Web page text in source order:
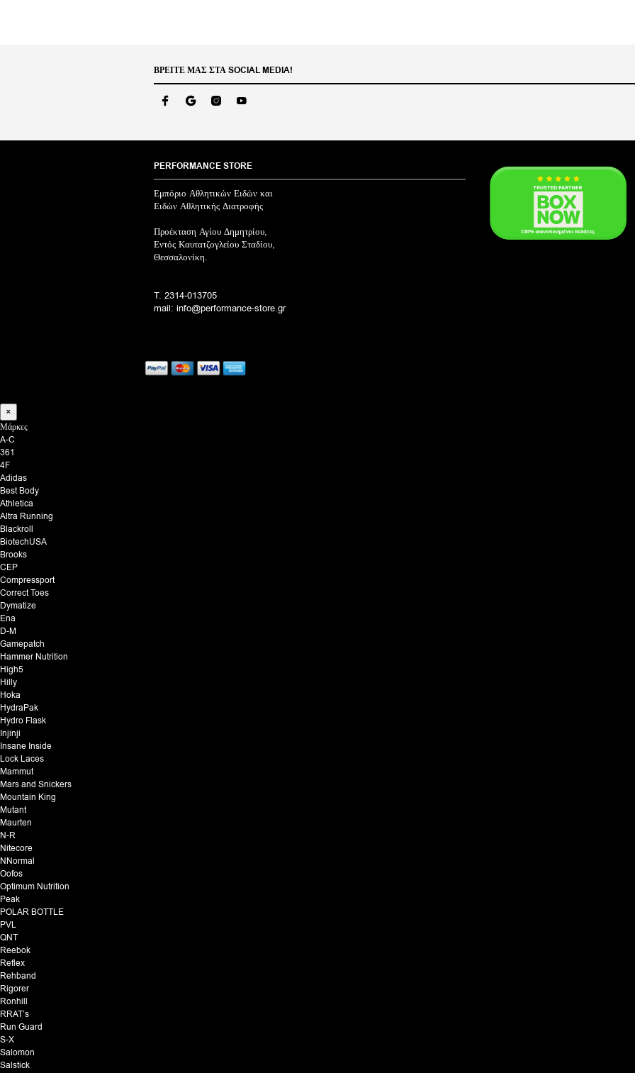
σελίδα
του
προϊόντος
ΒΡΕΊΤΕ ΜΑΣ ΣΤΑ SOCIAL MEDIA!
PERFORMANCE STORE
Εμπόριο Αθλητικών Ειδών και
Ειδών Αθλητικής Διατροφής
Προέκταση Αγίου Δημητρίου,
Εντός Καυτατζογλείου Σταδίου,
Θεσσαλονίκη.
T. 2314-013705
mail: info@performance-store.gr
×
Μάρκες
A-C
361
4F
Adidas
Best Body
Athletica
Altra Running
Blackroll
BiotechUSA
Brooks
CEP
Compressport
Correct Toes
Dymatize
Ena
D-M
Gamepatch
Hammer Nutrition
High5
Hilly
Hoka
HydraPak
Hydro Flask
Injinji
Insane Inside
Lock Laces
Mammut
Mars and Snickers
Mountain King
Mutant
Maurten
N-R
Nitecore
NNormal
Oofos
Optimum Nutrition
Peak
POLAR BOTTLE
PVL
QNT
Reebok
Reflex
Rehband
Rigorer
Ronhill
RRAT’s
Run Guard
S-X
Salomon
Salstick